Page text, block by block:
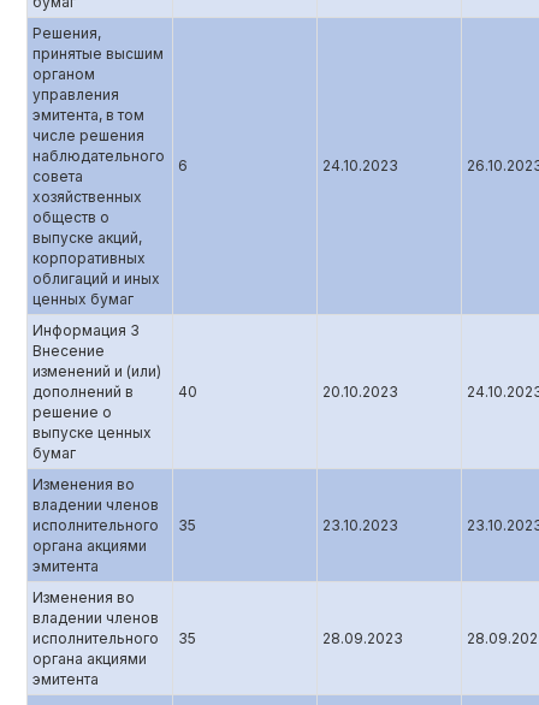
Решения,
принятые высшим
органом
управления
эмитента, в том
числе решения
наблюдательного
совета
хозяйственных
обществ о
выпуске акций,
корпоративных
облигаций и иных
ценных бумаг
6 24.10.2023
Информация 3
Внесение
изменений и (или)
дополнений в
решение о
выпуске ценных
бумаг
40 20.10.2023
Изменения во
владении членов
исполнительного
органа акциями
эмитента
35 23.10.2023
Изменения во
владении членов
исполнительного
органа акциями
эмитента
35 28.09.2023